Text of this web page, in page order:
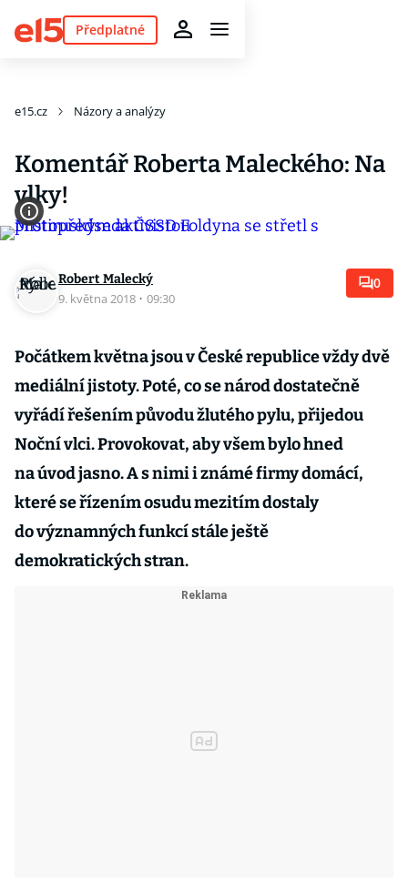
Předplatné
e15.cz Názory a analýzy
Komentář Roberta Maleckého: Na
vlky!
Robert Malecký
9. května 2018 · 09:30
0
Počátkem května jsou v České republice vždy dvě
mediální jistoty. Poté, co se národ dostatečně
vyřádí řešením původu žlutého pylu, přijedou
Noční vlci. Provokovat, aby všem bylo hned
na úvod jasno. A s nimi i známé firmy domácí,
které se řízením osudu mezitím dostaly
do významných funkcí stále ještě
demokratických stran.